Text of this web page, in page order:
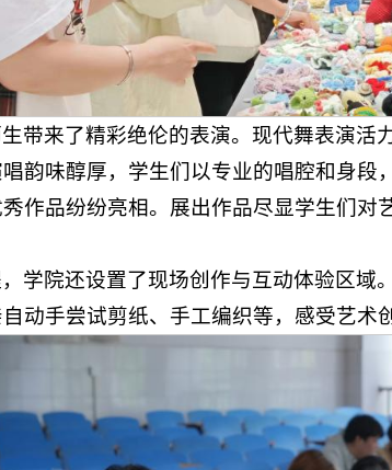
带来了精彩绝伦的表演。现代舞表演
韵味醇厚，学生们以专业的唱腔和身
作品纷纷亮相。展出作品尽显学生们
学院还设置了现场创作与互动体验区
动手尝试剪纸、手工编织等，感受艺术